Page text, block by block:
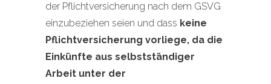
der Pflichtversicherung nach dem GSVG
einzubeziehen seien und dass keine
Pflichtversicherung vorliege, da die
Einkünfte aus selbstständiger
Arbeit unter der